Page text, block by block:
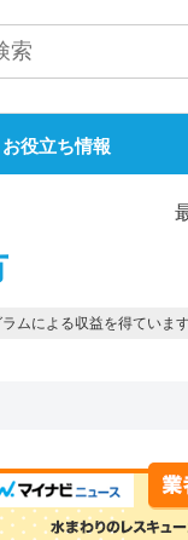
お役立ち情報
ムによる収益を得ています